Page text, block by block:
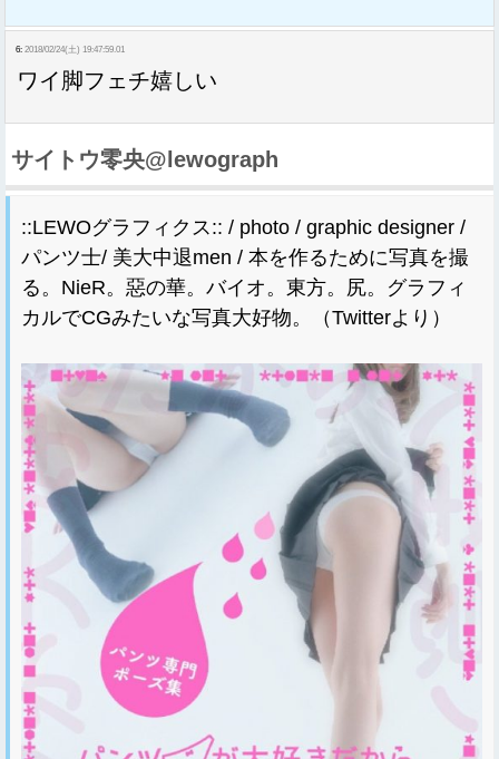
6: 2018/02/24(土) 19:47:59.01
ワイ脚フェチ嬉しい
サイトウ零央@lewograph
::LEWOグラフィクス:: / photo / graphic designer /
パンツ士/ 美大中退men / 本を作るために写真を撮
る。NieR。惡の華。バイオ。東方。尻。グラフィ
カルでCGみたいな写真大好物。（Twitterより）